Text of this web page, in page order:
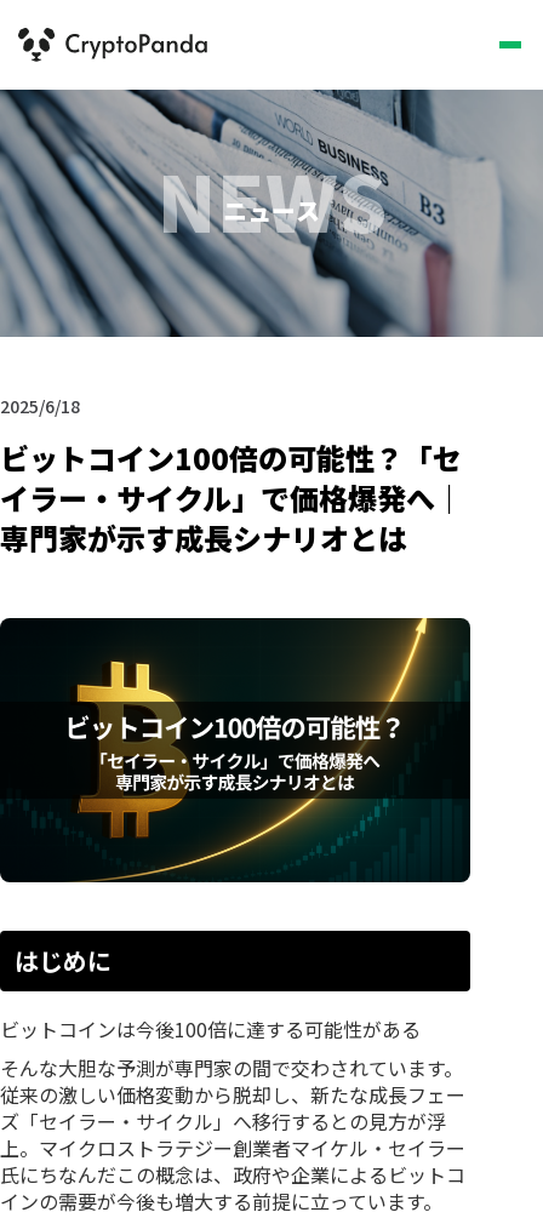
NEWS
ニュース
2025/6/18
ビットコイン100倍の可能性？「セ
イラー・サイクル」で価格爆発へ｜
専門家が示す成長シナリオとは
はじめに
ビットコインは今後100倍に達する可能性がある
そんな大胆な予測が専門家の間で交わされています。
従来の激しい価格変動から脱却し、新たな成長フェー
ズ「セイラー・サイクル」へ移行するとの見方が浮
上。マイクロストラテジー創業者マイケル・セイラー
氏にちなんだこの概念は、政府や企業によるビットコ
インの需要が今後も増大する前提に立っています。